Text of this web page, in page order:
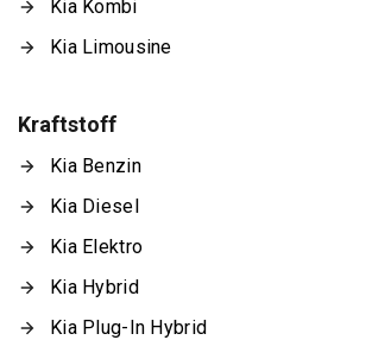
Kia Kombi
Kia Limousine
Kraftstoff
Kia Benzin
Kia Diesel
Kia Elektro
Kia Hybrid
Kia Plug-In Hybrid